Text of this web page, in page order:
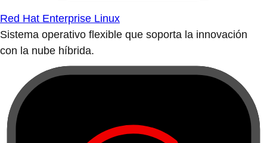
Red Hat Enterprise Linux
Sistema operativo flexible que soporta la innovación
con la nube híbrida.